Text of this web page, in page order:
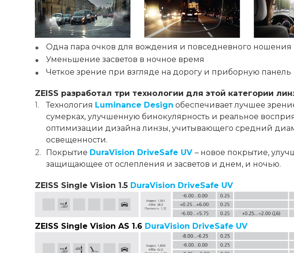
Одна пара очков для вождения и повседневного ношения
Уменьшение засветов в ночное время
Четкое зрение при взгляде на дорогу и приборную панель
ZEISS разработал три технологии для этой категории
Технология Luminance Design обеспечивает лучшее
сумерках, улучшенную бинокулярность и реальное
оптимизации дизайна линзы, учитывающего средний
освещенности.
Покрытие DuraVision DriveSafe UV – новое покрытие,
защищающее от ослепления и засветов и днем, и ночью.
ZEISS Single Vision 1.5 DuraVision DriveSafe UV
ZEISS Single Vision AS 1.6 DuraVision DriveSafe UV